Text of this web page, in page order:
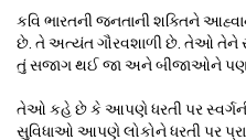
કવિ ભારતની જનતાની શક્તિને
છે. તે અત્યંત ગૌરવશાળી છે. તેઓ તેને
તું સજાગ થઈ જા અને બીજાઓને પણ
તેઓ કહે છે કે આપણે ધરતી પર સ્વર્ગની
સુવિધાઓ આપણે લોકોને ધરતી પર